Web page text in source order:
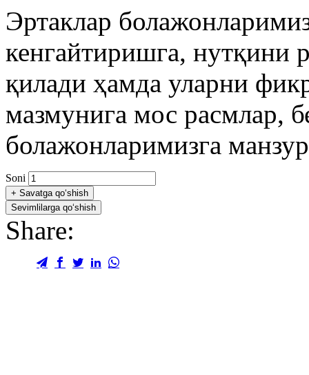
Эртаклар
кенгайтиришга, нутқини
қилади ҳамда уларни
мазмунига мос расмлар,
болажонларимизга
Soni
+ Savatga qo‘shish
Sevimlilarga qo‘shish
Share: